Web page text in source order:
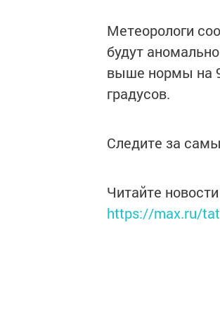
Метеорологи
будут
выше нормы на
градусов.
Следите за
Читайте
https://max.ru/